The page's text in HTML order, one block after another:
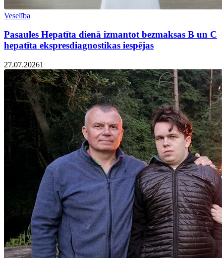
Veselība
Pasaules Hepatīta dienā izmantot bezmaksas B un C
hepatīta ekspresdiagnostikas iespējas
27.07.20261